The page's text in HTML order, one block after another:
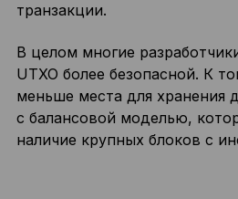
транзакции.
В целом многие
UTXO более безопасной. К
меньше места для хранения
с балансовой моделью,
наличие крупных блоков с